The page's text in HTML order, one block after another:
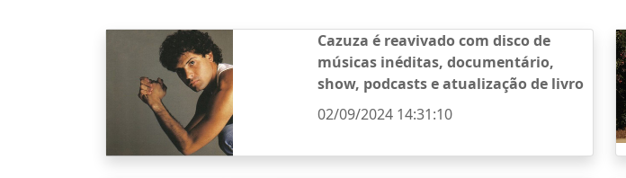
Cazuza é reavivado com disco de
músicas inéditas, documentário,
show, podcasts e atualização de livro
02/09/2024 14:31:10